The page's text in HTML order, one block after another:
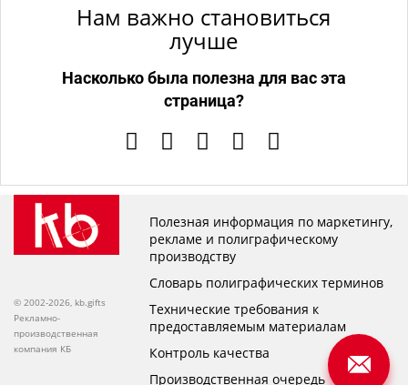
Нам важно становиться
лучше
Насколько была полезна для вас эта
страница?
© 2002-2026, kb.gifts
Рекламно-
производственная
компания КБ
Полезная информация по маркетингу,
рекламе и полиграфическому
производству
Словарь полиграфических терминов
Технические требования к
предоставляемым материалам
Контроль качества
Производственная очередь